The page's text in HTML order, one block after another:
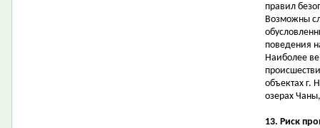
правил
Возможны
поведения
Наиболее
объектах г.
озерах
13. Риск